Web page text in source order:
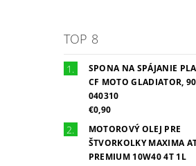
TOP 8
SPONA NA SPÁJANIE
CF MOTO GLADIATOR,
040310
€0,90
MOTOROVÝ OLEJ PRE
ŠTVORKOLKY MAXIMA
PREMIUM 10W40 4T 1L